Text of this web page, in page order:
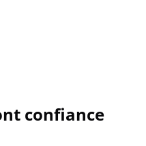
confiance